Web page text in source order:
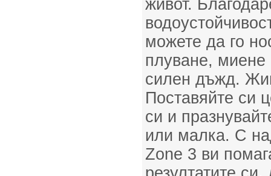
живот.
можете да го
плуване,
силен дъжд.
Поставяйте си
си и
или малка. С
Zone 3 ви